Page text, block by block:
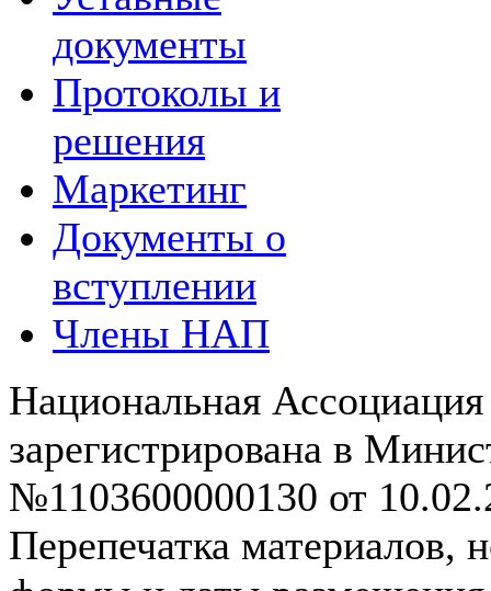
документы
Протоколы и
решения
Маркетинг
Документы о
вступлении
Члены НАП
Национальная
зарегистрирована в
№1103600000130 от
Перепечатка материалов,